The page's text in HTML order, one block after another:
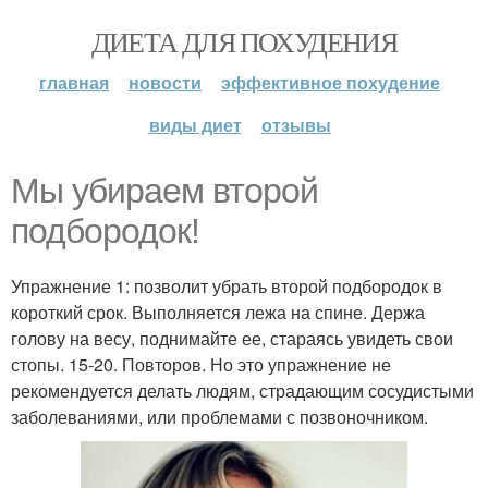
ДИЕТА ДЛЯ ПОХУДЕНИЯ
главная новости
эффективное похудение
виды диет
отзывы
Мы убираем второй
подбородок!
Упражнение 1: позволит убрать второй подбородок в
короткий срок. Выполняется лежа на спине. Держа
голову на весу, поднимайте ее, стараясь увидеть свои
стопы. 15-20. Повторов. Но это упражнение не
рекомендуется делать людям, страдающим сосудистыми
заболеваниями, или проблемами с позвоночником.